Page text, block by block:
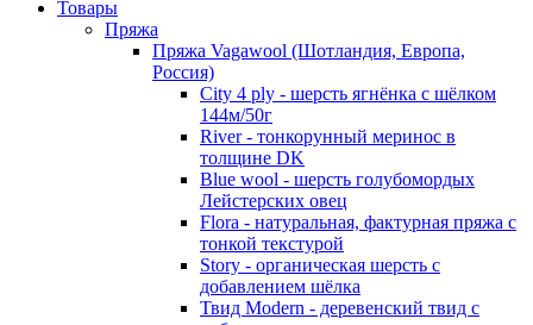
Товары
Пряжа
Пряжа Vagawool (Шотландия, Европа,
Россия)
City 4 ply - шерсть ягнёнка с шёлком
144м/50г
River - тонкорунный меринос в
толщине DK
Blue wool - шерсть голубомордых
Лейстерских овец
Flora - натуральная, фактурная пряжа с
тонкой текстурой
Story - органическая шерсть с
добавлением шёлка
Твид Modern - деревенский твид с